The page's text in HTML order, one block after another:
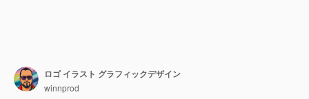
ロゴ イラスト グラフィックデザイン
winnprod